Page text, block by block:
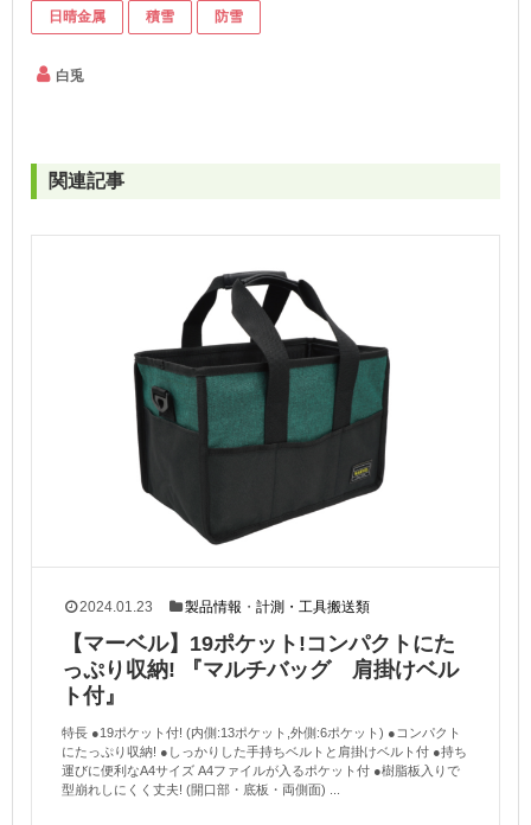
日晴金属 積雪 防雪
白兎
関連記事
2024.01.23 製品情報 ・計測・工具搬送類
【マーベル】19ポケット!コンパクトにた
っぷり収納! 『マルチバッグ 肩掛けベル
ト付』
特長 ●19ポケット付! (内側:13ポケット,外側:6ポケット) ●コンパクト
にたっぷり収納! ●しっかりした手持ちベルトと肩掛けベルト付 ●持ち
運びに便利なA4サイズ A4ファイルが入るポケット付 ●樹脂板入りで
型崩れしにくく丈夫! (開口部・底板・両側面) ...